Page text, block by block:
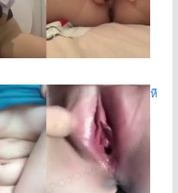
หี